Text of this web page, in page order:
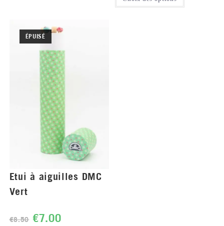
ÉPUISÉ
Etui à aiguilles DMC
Vert
€8.50 €7.00